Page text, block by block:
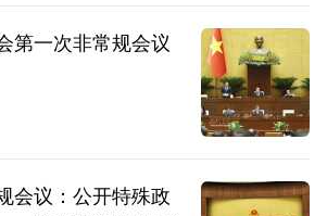
第一次非常规会议
会议：公开特殊政